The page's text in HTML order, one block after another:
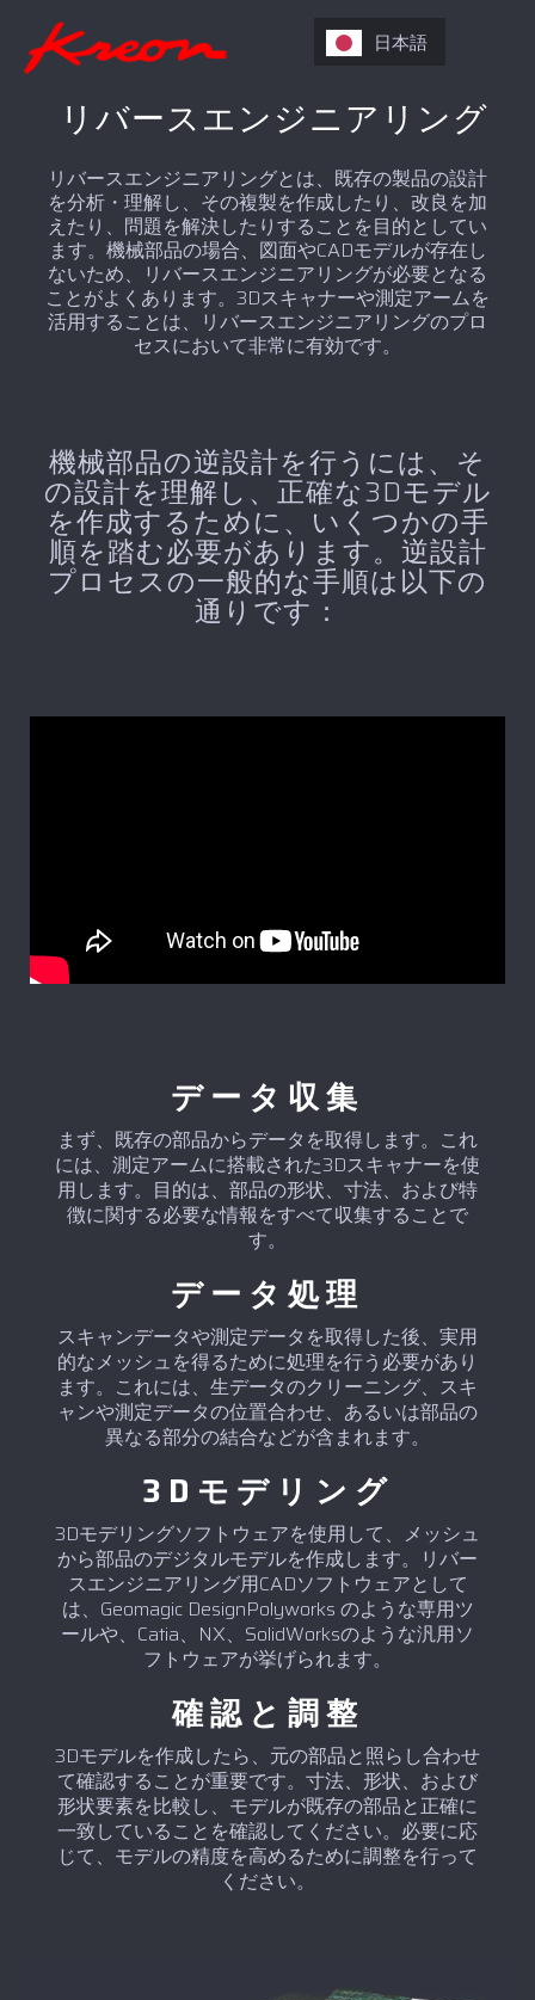
リバースエンジニアリング
リバースエンジニアリングとは、既存の製品の設計
を分析・理解し、その複製を作成したり、改良を加
えたり、問題を解決したりすることを目的としてい
ます。機械部品の場合、図面やCADモデルが存在し
ないため、リバースエンジニアリングが必要となる
ことがよくあります。3Dスキャナーや測定アームを
活用することは、リバースエンジニアリングのプロ
セスにおいて非常に有効です。
機械部品の逆設計を行うには、そ
の設計を理解し、正確な3Dモデル
を作成するために、いくつかの手
順を踏む必要があります。逆設計
プロセスの一般的な手順は以下の
通りです：
データ収集
まず、既存の部品からデータを取得します。これ
には、測定アームに搭載された3Dスキャナーを使
用します。目的は、部品の形状、寸法、および特
徴に関する必要な情報をすべて収集することで
す。
データ処理
スキャンデータや測定データを取得した後、実用
的なメッシュを得るために処理を行う必要があり
ます。これには、生データのクリーニング、スキ
ャンや測定データの位置合わせ、あるいは部品の
異なる部分の結合などが含まれます。
3Dモデリング
3Dモデリングソフトウェアを使用して、メッシュ
から部品のデジタルモデルを作成します。リバー
スエンジニアリング用CADソフトウェアとして
は、Geomagic DesignPolyworks のような専用ツ
ールや、Catia、NX、SolidWorksのような汎用ソ
フトウェアが挙げられます。
確認と調整
3Dモデルを作成したら、元の部品と照らし合わせ
て確認することが重要です。寸法、形状、および
形状要素を比較し、モデルが既存の部品と正確に
一致していることを確認してください。必要に応
じて、モデルの精度を高めるために調整を行って
ください。
日本語